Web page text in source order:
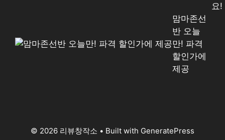
요!
맘마존선
반 오늘
만! 파격
할인가에
제공
© 2026 리뷰창작소 • Built with GeneratePress